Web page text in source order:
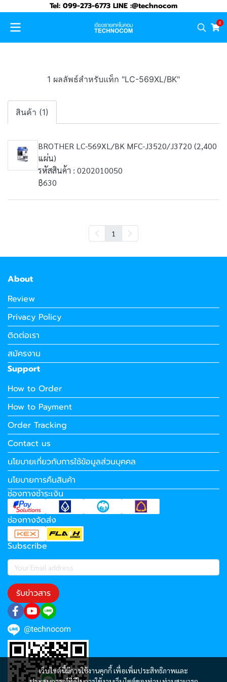
Tel: 099-273-6773 LINE :@technocom
0
1 ผลลัพธ์สำหรับแท็ก "LC-569XL/BK"
สินค้า (1)
BROTHER LC-569XL/BK MFC-J3520/J3720 (2,400
แผ่น)
รหัสสินค้า : 0202010050
฿630
1
เว็บไซต์นี้มีการใช้งานคุกกี้ เพื่อเพิ่มประสิทธิภาพและ
About
Review
Privacy Policy
ติดต่อเรา
สมัครงาน
Support
How to Order
How to Payment
Order Tracking
Contact us
นโยบายเกี่ยวกับการใช้ข้อมูลส่วนบุคคล
นโยบายการคืนสินค้า
ช่องทางชำระเงิน
ช่องทางจัดส่ง
Subscribe
รับข่าวสาร
@technocom